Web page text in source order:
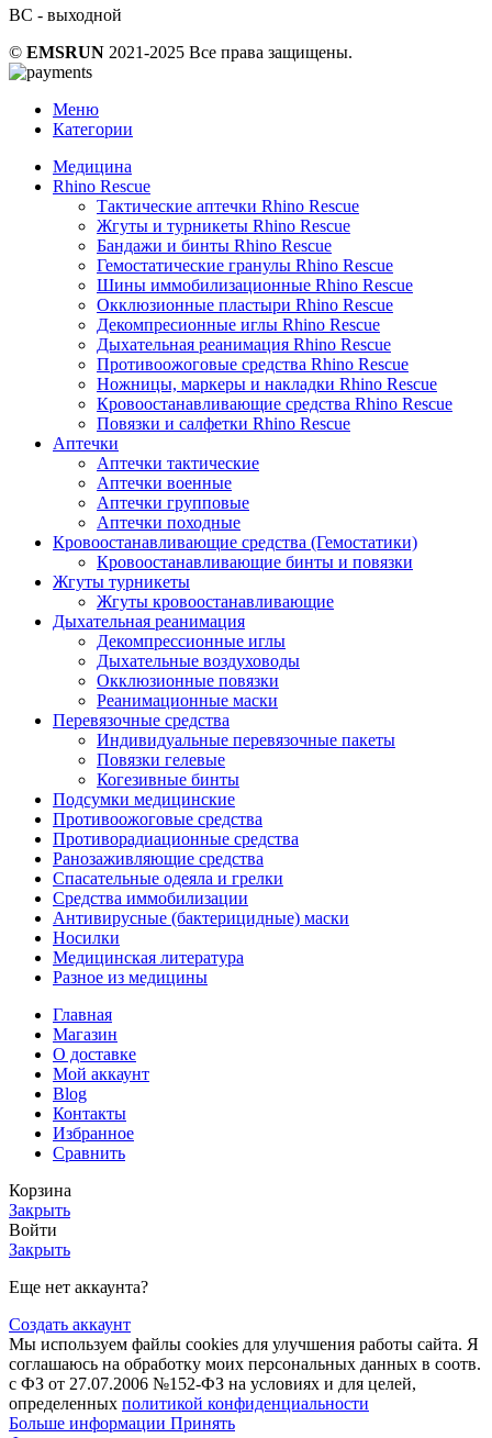
ВС - выходной
© EMSRUN 2021-2025 Все права защищены.
Меню
Категории
Медицина
Rhino Rescue
Тактические аптечки Rhino Rescue
Жгуты и турникеты Rhino Rescue
Бандажи и бинты Rhino Rescue
Гемостатические гранулы Rhino Rescue
Шины иммобилизационные Rhino Rescue
Окклюзионные пластыри Rhino Rescue
Декомпресионные иглы Rhino Rescue
Дыхательная реанимация Rhino Rescue
Противоожоговые средства Rhino Rescue
Ножницы, маркеры и накладки Rhino Rescue
Кровоостанавливающие средства Rhino Rescue
Повязки и салфетки Rhino Rescue
Аптечки
Аптечки тактические
Аптечки военные
Аптечки групповые
Аптечки походные
Кровоостанавливающие средства (Гемостатики)
Кровоостанавливающие бинты и повязки
Жгуты турникеты
Жгуты кровоостанавливающие
Дыхательная реанимация
Декомпрессионные иглы
Дыхательные воздуховоды
Окклюзионные повязки
Реанимационные маски
Перевязочные средства
Индивидуальные перевязочные пакеты
Повязки гелевые
Когезивные бинты
Подсумки медицинские
Противоожоговые средства
Противорадиационные средства
Ранозаживляющие средства
Спасательные одеяла и грелки
Средства иммобилизации
Антивирусные (бактерицидные) маски
Носилки
Медицинская литература
Разное из медицины
Главная
Магазин
О доставке
Мой аккаунт
Blog
Контакты
Избранное
Сравнить
Корзина
Закрыть
Войти
Закрыть
Еще нет аккаунта?
Создать аккаунт
Мы используем файлы cookies для улучшения работы сайта. Я
соглашаюсь на обработку моих персональных данных в соотв.
с ФЗ от 27.07.2006 №152-ФЗ на условиях и для целей,
определенных политикой конфиденциальности
Больше информации Больше
Принять